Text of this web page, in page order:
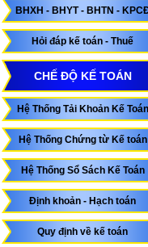
BHXH - BHYT - BHTN -
Hỏi đáp kế toán - Thuế
CHẾ ĐỘ KẾ TOÁN
Hệ Thống Tải Khoản Kế Toán
Hệ Thống Chứng từ Kế toán
Hệ Thống Sổ Sách Kế Toán
Định khoản - Hạch toán
Quy định về kế toán